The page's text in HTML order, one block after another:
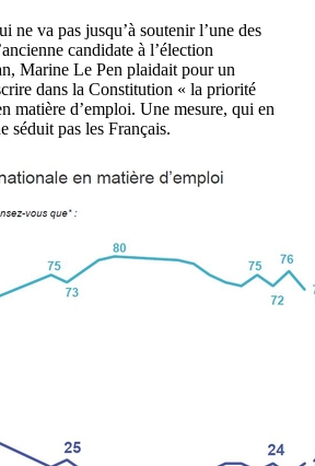
ne va pas jusqu’à soutenir l’une des
candidate à l’élection
Marine Le Pen plaidait pour un
dans la Constitution « la priorité
matière d’emploi. Une mesure, qui en
séduit pas les Français.